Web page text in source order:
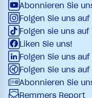
Abonnieren Sie
Folgen Sie uns
Folgen sie uns auf
Liken Sie uns!
Folgen Sie uns
Folgen Sie uns auf
Abonnieren Sie
Remmers Report